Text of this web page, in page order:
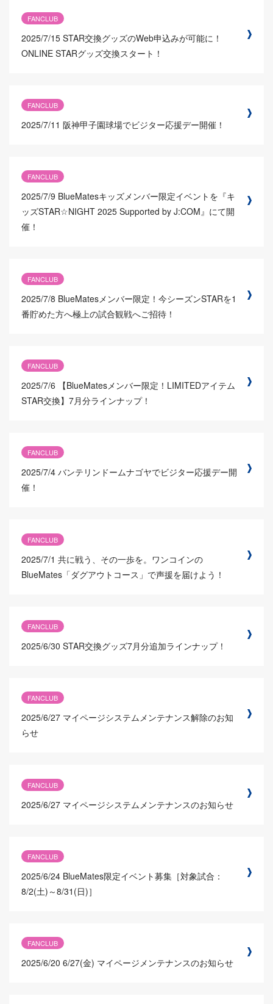
FANCLUB
2025/7/15 STAR交換グッズのWeb申込みが可能に！
ONLINE STARグッズ交換スタート！
FANCLUB
2025/7/11 阪神甲子園球場でビジター応援デー開催！
FANCLUB
2025/7/9 BlueMatesキッズメンバー限定イベントを『キ
ッズSTAR☆NIGHT 2025 Supported by J:COM』にて開
催！
FANCLUB
2025/7/8 BlueMatesメンバー限定！今シーズンSTARを1
番貯めた方へ極上の試合観戦へご招待！
FANCLUB
2025/7/6
【BlueMatesメンバー限定！LIMITEDアイテム
STAR交換】7月分ラインナップ！
FANCLUB
2025/7/4 バンテリンドームナゴヤでビジター応援デー開
催！
FANCLUB
2025/7/1 共に戦う、その一歩を。ワンコインの
BlueMates「ダグアウトコース」で声援を届けよう！
FANCLUB
2025/6/30 STAR交換グッズ7月分追加ラインナップ！
FANCLUB
2025/6/27 マイページシステムメンテナンス解除のお知
らせ
FANCLUB
2025/6/27 マイページシステムメンテナンスのお知らせ
FANCLUB
2025/6/24 BlueMates限定イベント募集［対象試合：
8/2(土)～8/31(日)］
FANCLUB
2025/6/20 6/27(金) マイページメンテナンスのお知らせ